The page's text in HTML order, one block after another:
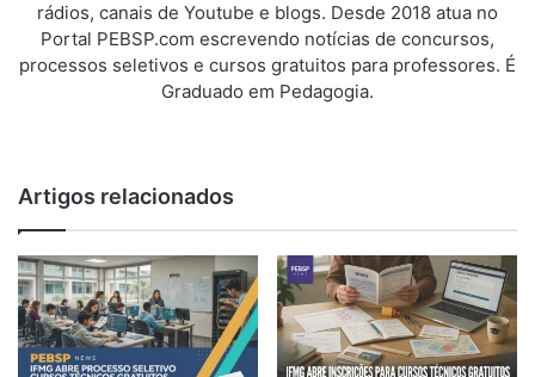
rádios, canais de Youtube e blogs. Desde 2018 atua no
Portal PEBSP.com escrevendo notícias de concursos,
processos seletivos e cursos gratuitos para professores. É
Graduado em Pedagogia.
Artigos relacionados